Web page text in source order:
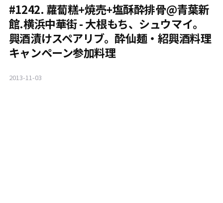
#1242. 蘿蔔糕+焼売+塩酥酔排骨@青葉新
館.横浜中華街 - 大根もち、シュウマイ。
興酒漬けスペアリブ。酔仙麺・紹興酒料理
キャンペーン参加料理
2013-11-03